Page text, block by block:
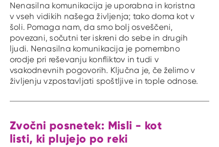
Nenasilna komunikacija je uporabna in koristna
v vseh vidikih našega življenja; tako doma kot v
šoli. Pomaga nam, da smo bolj osveščeni,
povezani, sočutni ter iskreni do sebe in drugih
ljudi. Nenasilna komunikacija je pomembno
orodje pri reševanju konfliktov in tudi v
vsakodnevnih pogovorih. Ključna je, če želimo v
življenju vzpostavljati spoštljive in tople odnose.
Zvočni posnetek: Misli - kot
listi, ki plujejo po reki